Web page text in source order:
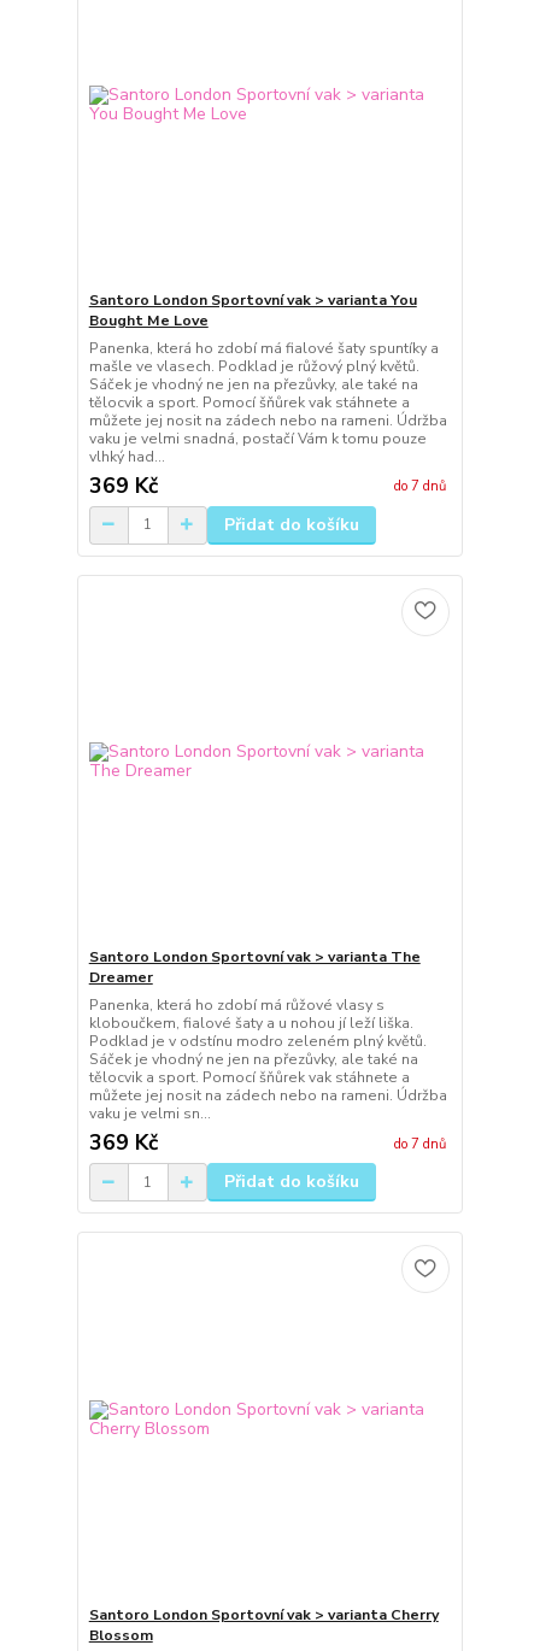
Santoro London Sportovní vak > varianta You
Bought Me Love
Panenka, která ho zdobí má fialové šaty spuntíky a
mašle ve vlasech. Podklad je růžový plný květů.
Sáček je vhodný ne jen na přezůvky, ale také na
tělocvik a sport. Pomocí šňůrek vak stáhnete a
můžete jej nosit na zádech nebo na rameni. Údržba
vaku je velmi snadná, postačí Vám k tomu pouze
vlhký had...
369 Kč do 7 dnů
Přidat do košíku
Santoro London Sportovní vak > varianta The
Dreamer
Panenka, která ho zdobí má růžové vlasy s
kloboučkem, fialové šaty a u nohou jí leží liška.
Podklad je v odstínu modro zeleném plný květů.
Sáček je vhodný ne jen na přezůvky, ale také na
tělocvik a sport. Pomocí šňůrek vak stáhnete a
můžete jej nosit na zádech nebo na rameni. Údržba
vaku je velmi sn...
369 Kč do 7 dnů
Přidat do košíku
Santoro London Sportovní vak > varianta Cherry
Blossom